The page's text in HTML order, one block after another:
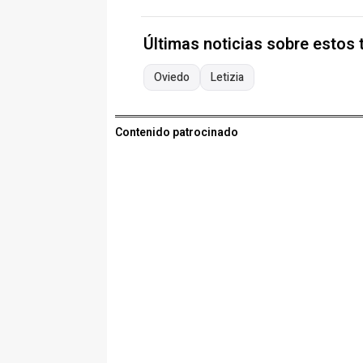
Últimas noticias sobre estos
Oviedo Letizia
Contenido patrocinado